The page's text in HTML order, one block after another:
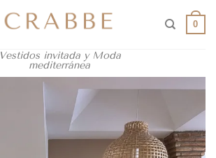
Vestidos invitada y Moda
mediterránea
0